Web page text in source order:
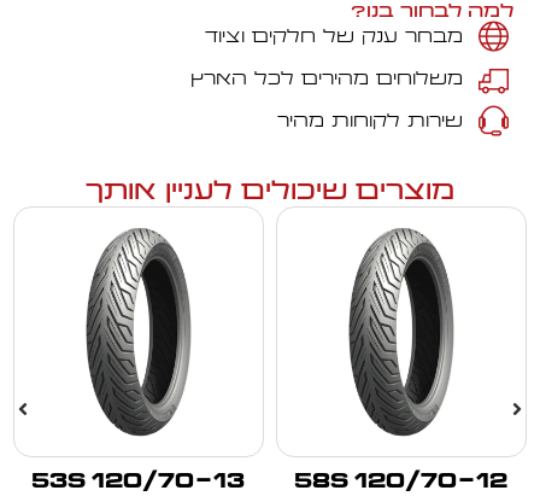
למה לבחור בנו?
מבחר ענק של חלקים וציוד
משלוחים מהירים לכל הארץ
שירות לקוחות מהיר
מוצרים שיכולים לעניין אותך
120/70-12 58S
120/70-13 53S